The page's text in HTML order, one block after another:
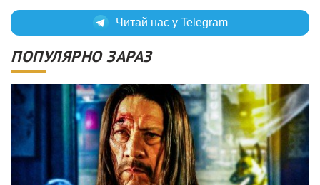
Читай нас у Telegram
ПОПУЛЯРНО ЗАРАЗ